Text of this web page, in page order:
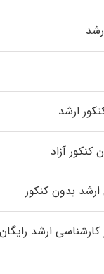
ارشد
آزاد
بدون کنکور
کارشناسی ارشد رایگان